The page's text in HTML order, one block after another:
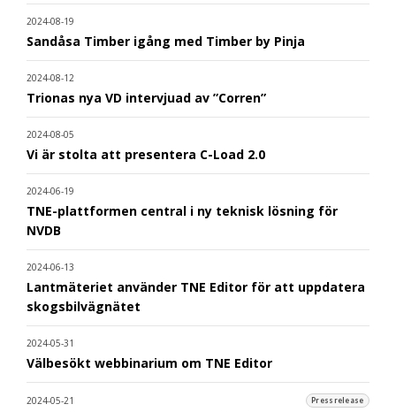
2024-08-19
Sandåsa Timber igång med Timber by Pinja
2024-08-12
Trionas nya VD intervjuad av ”Corren”
2024-08-05
Vi är stolta att presentera C-Load 2.0
2024-06-19
TNE-plattformen central i ny teknisk lösning för
NVDB
2024-06-13
Lantmäteriet använder TNE Editor för att uppdatera
skogsbilvägnätet
2024-05-31
Välbesökt webbinarium om TNE Editor
2024-05-21 Pressrelease